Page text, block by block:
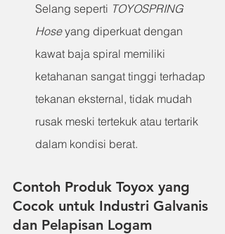
Selang seperti TOYOSPRING
Hose yang diperkuat dengan
kawat baja spiral memiliki
ketahanan sangat tinggi terhadap
tekanan eksternal, tidak mudah
rusak meski tertekuk atau tertarik
dalam kondisi berat.
Contoh Produk Toyox yang
Cocok untuk Industri Galvanis
dan Pelapisan Logam